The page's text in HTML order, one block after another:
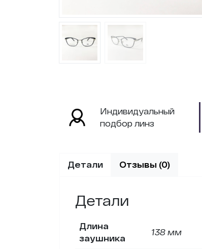
Индивидуальный
подбор линз
Детали Отзывы (0)
Детали
Длина
заушника
138 мм